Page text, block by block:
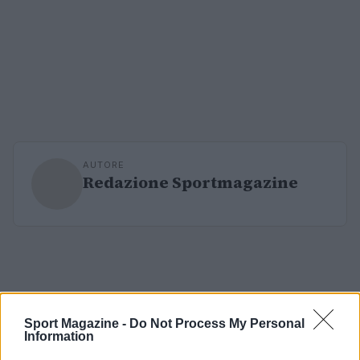
Sport Magazine - Do Not Process My Personal
Information
AUTORE
Redazione Sportmagazine